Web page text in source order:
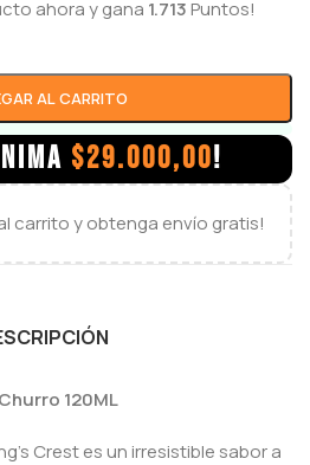
ahora y gana 1.713Puntos!
AL CARRITO
$29.000,00!
carrito y obtenga envío gratis!
120ML
Crest es un irresistible sabor a